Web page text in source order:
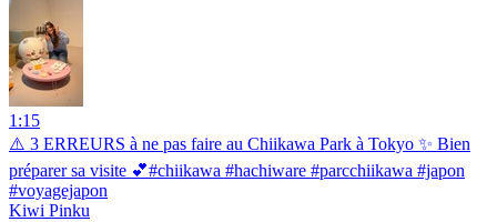
1:15
⚠️ 3 ERREURS à ne pas faire au Chiikawa Park à Tokyo ✨ Bien
préparer sa visite 💕#chiikawa #hachiware #parcchiikawa #japon
#voyagejapon
Kiwi Pinku